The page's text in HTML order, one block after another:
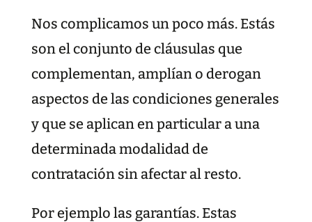
Nos complicamos un poco más. Estás
son el conjunto de cláusulas que
complementan, amplían o derogan
aspectos de las condiciones generales
y que se aplican en particular a una
determinada modalidad de
contratación sin afectar al resto.
Por ejemplo las garantías. Estas